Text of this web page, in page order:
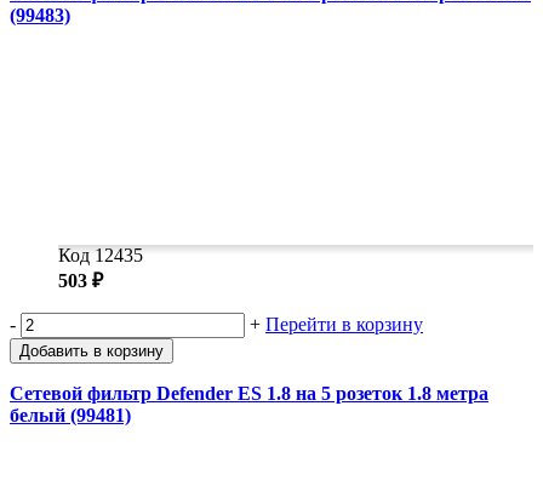
(99483)
Код 12435
503 ₽
- + Перейти в корзину
Добавить в корзину
Сетевой фильтр Defender ES 1.8 на 5 розеток 1.8 метра
белый (99481)